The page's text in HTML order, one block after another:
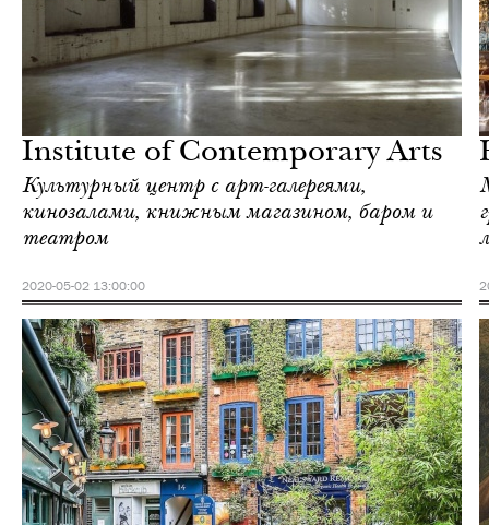
Institute of Contemporary Arts
Культурный центр с арт-галереями,
кинозалами, книжным магазином, баром и
театром
2020-05-02 13:00:00